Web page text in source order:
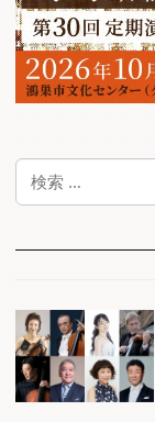
検